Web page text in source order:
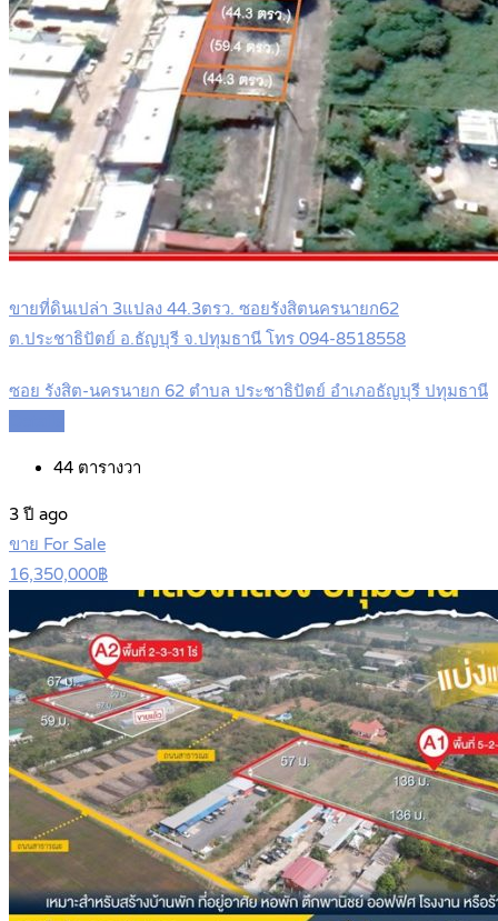
ขายที่ดินเปล่า 3แปลง 44.3ตรว. ซอยรังสิตนครนายก62
ต.ประชาธิปัตย์ อ.ธัญบุรี จ.ปทุมธานี โทร 094-8518558
ซอย รังสิต-นครนายก 62 ตำบล ประชาธิปัตย์ อำเภอธัญบุรี ปทุมธานี
44 ตารางวา
3 ปี ago
ขาย For Sale
16,350,000฿